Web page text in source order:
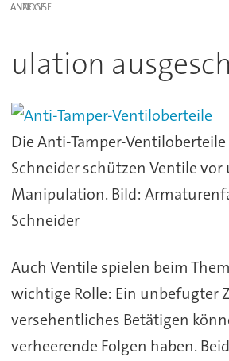
ANZEIGE
ulation
Die Anti-Tamper-Ventiloberteile
Schneider schützen Ventile
Manipulation. Bild:
Schneider
Auch Ventile spielen beim
wichtige Rolle: Ein unbefugter
versehentliches Betätigen
verheerende Folgen haben.